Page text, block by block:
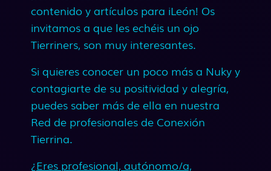
contenido y artículos para iLeón! Os
invitamos a que les echéis un ojo
Tierriners, son muy interesantes.
Si quieres conocer un poco más a Nuky y
contagiarte de su positividad y alegría,
puedes saber más de ella en nuestra
Red de profesionales de Conexión
Tierrina.
¿Eres profesional, autónomo/a,